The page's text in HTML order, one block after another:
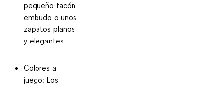
pequeño tacón
embudo o unos
zapatos planos
y elegantes.
Colores a
juego: Los